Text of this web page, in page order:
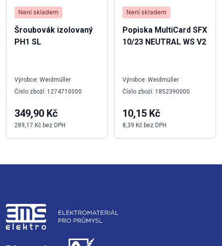
Není skladem
Šroubovák izolovaný
PH1 SL
Výrobce: Weidmüller
Číslo zboží: 1274710000
349,90 Kč
289,17 Kč bez DPH
Není skladem
Popiska MultiCard SFX
10/23 NEUTRAL WS V2
Výrobce: Weidmüller
Číslo zboží: 1852390000
10,15 Kč
8,39 Kč bez DPH